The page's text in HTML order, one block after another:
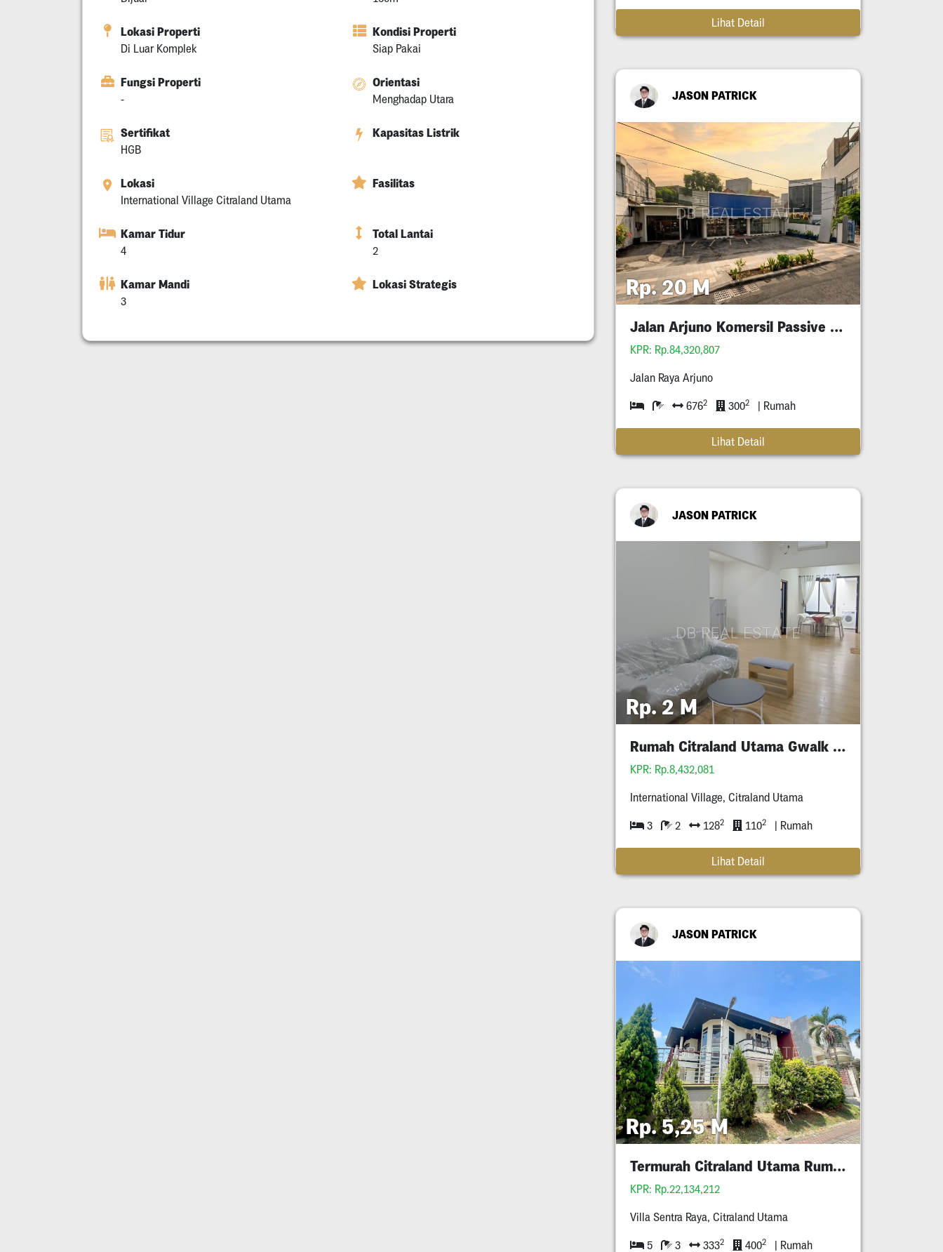
Lokasi Properti
Di Luar Komplek
Kondisi Properti
Siap Pakai
Fungsi Properti
-
Orientasi
Menghadap Utara
Sertifikat
HGB
Kapasitas Listrik
Lokasi
International Village Citraland Utama
Fasilitas
Kamar Tidur
4
Total Lantai
2
Kamar Mandi
3
Lokasi Strategis
Lihat Detail
JASON PATRICK
Rp. 20 M
Jalan Arjuno Komersil Passive Income Tersewa
KPR: Rp.84,320,807
Jalan Raya Arjuno
6762 3002 | Rumah
Lihat Detail
JASON PATRICK
Rp. 2 M
Rumah Citraland Utama Gwalk Full Furnished Murah
KPR: Rp.8,432,081
International Village, Citraland Utama
3 2 1282 1102 | Rumah
Lihat Detail
JASON PATRICK
Rp. 5,25 M
Termurah Citraland Utama Rumah Minimalis 5M An
KPR: Rp.22,134,212
Villa Sentra Raya, Citraland Utama
5 3 3332 4002 | Rumah